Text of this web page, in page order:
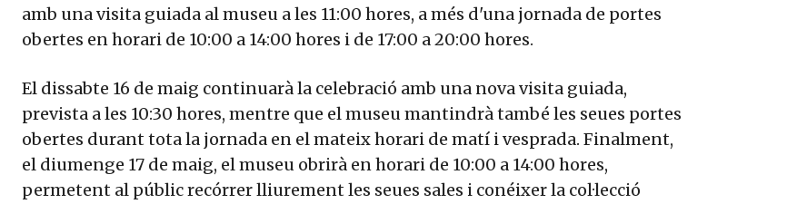
amb una visita guiada al museu a les 11:00 hores, a més d'una jornada de portes
obertes en horari de 10:00 a 14:00 hores i de 17:00 a 20:00 hores.
El dissabte 16 de maig continuarà la celebració amb una nova visita guiada,
prevista a les 10:30 hores, mentre que el museu mantindrà també les seues portes
obertes durant tota la jornada en el mateix horari de matí i vesprada. Finalment,
el diumenge 17 de maig, el museu obrirà en horari de 10:00 a 14:00 hores,
permetent al públic recórrer lliurement les seues sales i conéixer la col·lecció